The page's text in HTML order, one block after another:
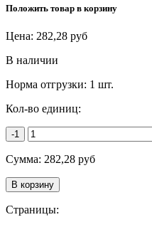
Положить товар в корзину
Цена: 282,28 руб
В наличии
Норма отгрузки: 1 шт.
Кол-во единиц:
-1
Сумма: 282,28 руб
Страницы: